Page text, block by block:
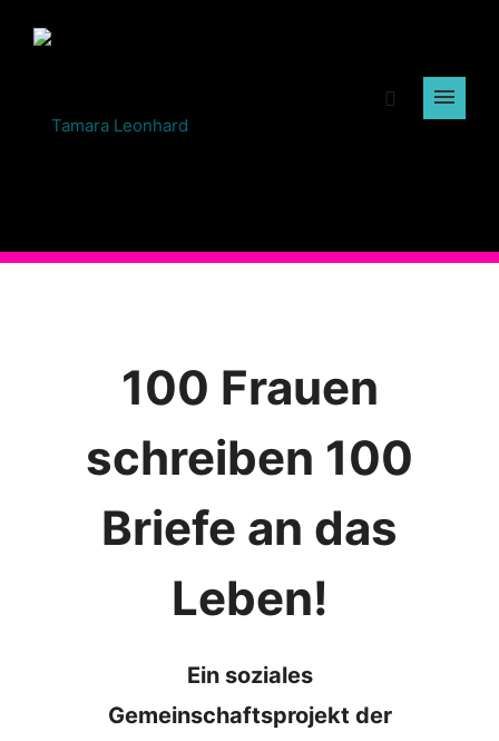
100 Frauen
schreiben 100
Briefe an das
Leben!
Ein soziales
Gemeinschaftsprojekt der